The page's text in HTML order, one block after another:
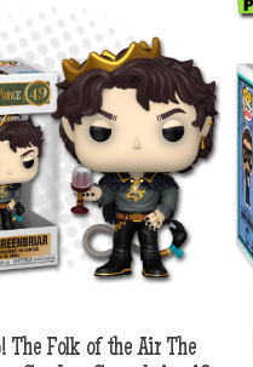
The Folk of the Air The